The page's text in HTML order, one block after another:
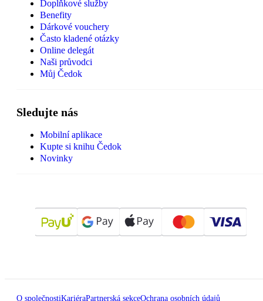
Doplňkové služby
Benefity
Dárkové vouchery
Často kladené otázky
Online delegát
Naši průvodci
Můj Čedok
Sledujte nás
Mobilní aplikace
Kupte si knihu Čedok
Novinky
O společnostiKariéraPartnerská sekceOchrana osobních údajů